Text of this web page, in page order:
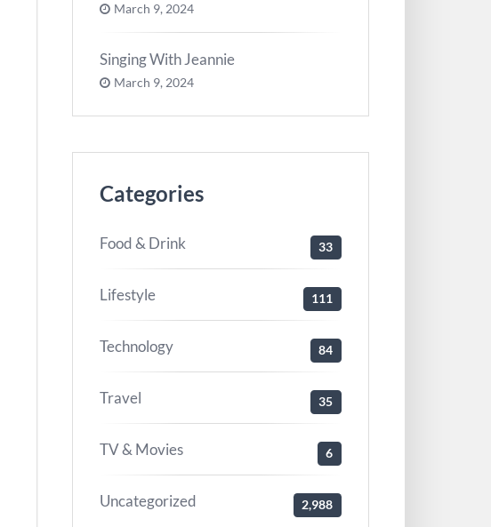
March 9, 2024
Singing With Jeannie
March 9, 2024
Categories
Food & Drink 33
Lifestyle 111
Technology 84
Travel 35
TV & Movies 6
Uncategorized 2,988